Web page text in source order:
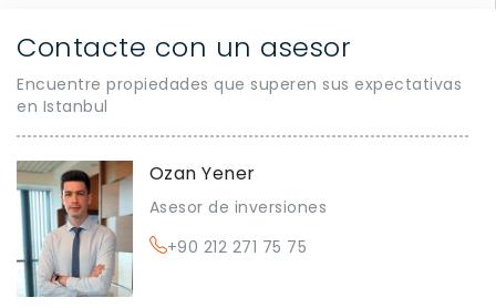
Contacte con un asesor
Encuentre propiedades que superen sus expectativas
en Istanbul
Ozan Yener
Asesor de inversiones
+90 212 271 75 75